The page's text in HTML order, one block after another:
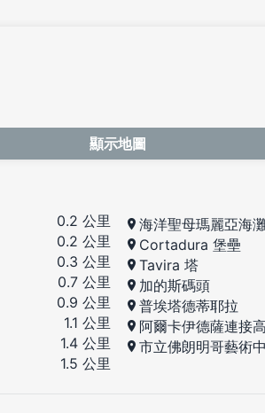
顯示地圖
0.2 公里
0.2 公里
0.3 公里
0.7 公里
0.9 公里
1.1 公里
1.4 公里
1.5 公里
海洋聖母瑪麗亞海
Cortadura 堡壘
Tavira 塔
加的斯碼頭
普埃塔德蒂耶拉
阿爾卡伊德薩連接
市立佛朗明哥藝術